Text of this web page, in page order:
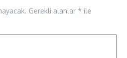
Gerekli alanlar * ile